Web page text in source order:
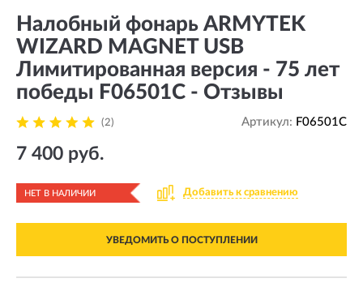
Налобный фонарь ARMYTEK
WIZARD MAGNET USB
Лимитированная версия - 75 лет
победы F06501C - Отзывы
(2) Артикул: F06501C
7 400 руб.
НЕТ В НАЛИЧИИ Добавить к сравнению
УВЕДОМИТЬ О ПОСТУПЛЕНИИ